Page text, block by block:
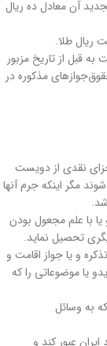
آن معادل ده ریال
شد و نسبت به قبل از تاریخ مزبور
ریال طلا و حقوق‌جوازهای مذکوره در
نقدی از دویست
مگر اینکه جرم آنها
یا با علم مجعول بودن
تحصیل نماید.
و یا جواز اقامت و
یا موضوعاتی را که
به وسائل
عبور کند و